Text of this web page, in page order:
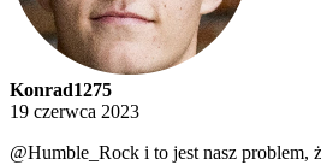
Konrad1275
19 czerwca 2023
@Humble_Rock i to jest nasz problem,